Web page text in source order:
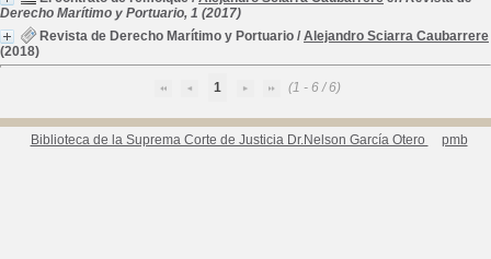
Derecho Marítimo y Portuario, 1 (2017)
Revista de Derecho Marítimo y Portuario / Alejandro Sciarra Caubarrere
(2018)
1 (1 - 6 / 6)
Biblioteca de la Suprema Corte de Justicia Dr.Nelson García Otero pmb